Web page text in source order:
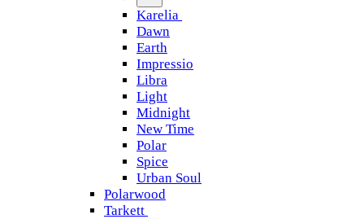
Karelia
Dawn
Earth
Impressio
Libra
Light
Midnight
New Time
Polar
Spice
Urban Soul
Polarwood
Tarkett